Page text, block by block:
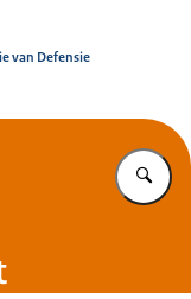
van Defensie